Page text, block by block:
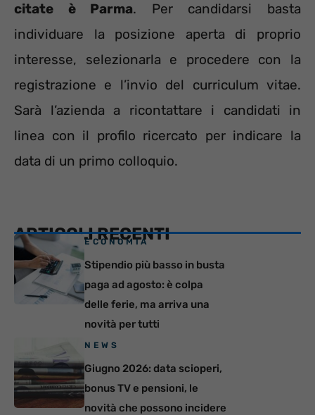
citate è Parma. Per candidarsi basta
individuare la posizione aperta di proprio
interesse, selezionarla e procedere con la
registrazione e l’invio del curriculum vitae.
Sarà l’azienda a ricontattare i candidati in
linea con il profilo ricercato per indicare la
data di un primo colloquio.
ARTICOLI RECENTI
ECONOMIA
Stipendio più basso in busta
paga ad agosto: è colpa
delle ferie, ma arriva una
novità per tutti
NEWS
Giugno 2026: data scioperi,
bonus TV e pensioni, le
novità che possono incidere